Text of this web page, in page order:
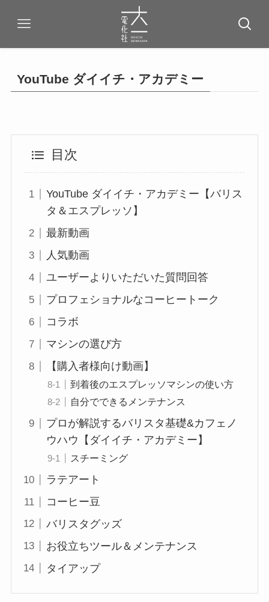
YouTube ダイイチ・アカデミー
目次
YouTube ダイイチ・アカデミー【バリス
タ＆エスプレッソ】
最新動画
人気動画
ユーザーよりいただいた質問回答
プロフェショナルなコーヒートーク
コラボ
マシンの選び方
【購入者様向け動画】
到着後のエスプレッソマシンの使い方
自分でできるメンテナンス
プロが解説するバリスタ基礎&カフェノ
ウハウ【ダイイチ・アカデミー】
スチーミング
ラテアート
コーヒー豆
バリスタグッズ
お役立ちツール＆メンテナンス
タイアップ